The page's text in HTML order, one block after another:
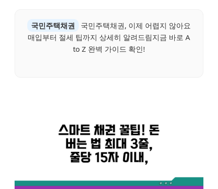
국민주택채권
국민주택채권, 이제 어렵지 않아요
매입부터 절세 팁까지 상세히 알려드림지금 바로 A
to Z 완벽 가이드 확인!